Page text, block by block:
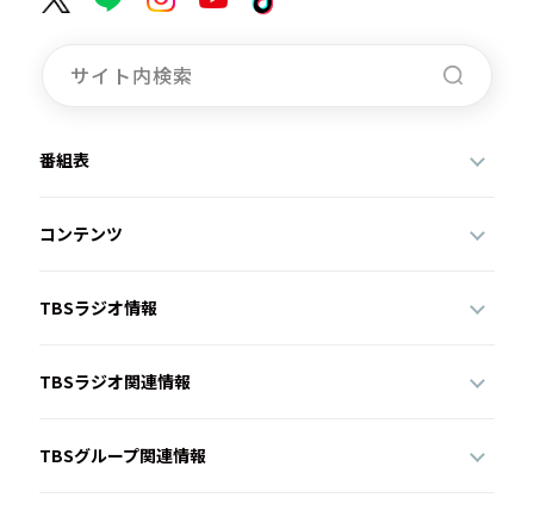
番組表
コンテンツ
TBSラジオ情報
TBSラジオ関連情報
TBSグループ関連情報